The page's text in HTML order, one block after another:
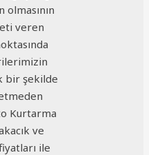
veren
bir şekilde
Kurtarma
ve
ile